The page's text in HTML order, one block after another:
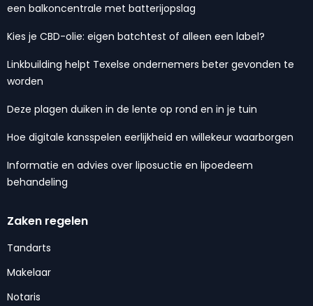
een balkoncentrale met batterijopslag
Kies je CBD-olie: eigen batchtest of alleen een label?
Linkbuilding helpt Texelse ondernemers beter gevonden te
worden
Deze plagen duiken in de lente op rond en in je tuin
Hoe digitale kansspelen eerlijkheid en willekeur waarborgen
Informatie en advies over liposuctie en lipoedeem
behandeling
Zaken regelen
Tandarts
Makelaar
Notaris